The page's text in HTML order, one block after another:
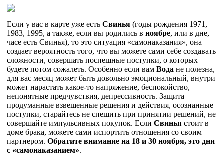
Если у вас в карте уже есть Свинья (годы рождения 1971,
1983, 1995, а также, если вы родились в ноябре, или в дне,
часе есть Свинья), то это ситуация «самонаказания», она
создает вероятность того, что вы можете сами себе создавать
сложности, совершать поспешные поступки, о которых
будете потом сожалеть. Особенно если вам Вода не полезна,
для вас месяц может быть довольно эмоциональный, внутри
может нарастать какое-то напряжение, беспокойство,
непонятные предчувствия, депрессивность. Защита –
продуманные взвешенные решения и действия, осознанные
поступки, старайтесь не спешить при принятии решений, не
совершайте импульсивных покупок. Если Свинья стоит в
доме брака, можете сами испортить отношения со своим
партнером. Обратите внимание на 18 и 30 ноября, это дни
с «самонаказанием».